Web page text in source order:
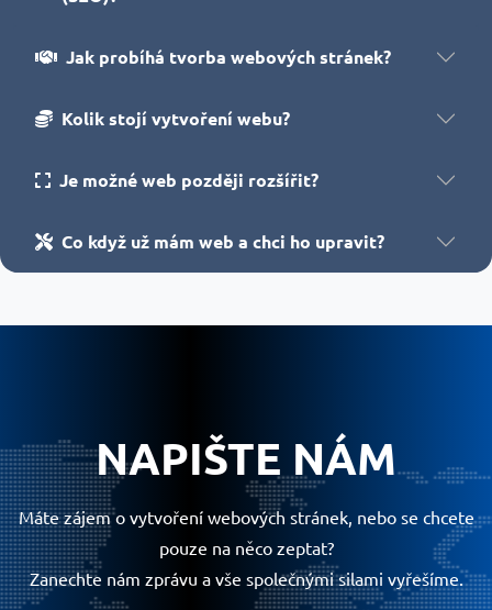
Jak probíhá tvorba webových stránek?
Kolik stojí vytvoření webu?
Je možné web později rozšířit?
Co když už mám web a chci ho upravit?
NAPIŠTE NÁM
Máte zájem o vytvoření webových stránek, nebo se chcete
pouze na něco zeptat?
Zanechte nám zprávu a vše společnými silami vyřešíme.